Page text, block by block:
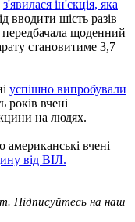
з'явилася ін'єкція, яка
вводити шість разів
щоденний
становитиме 3,7
успішно випробували
років вчені
на людях.
вчені
від ВІЛ.
Підписуйтесь на наш